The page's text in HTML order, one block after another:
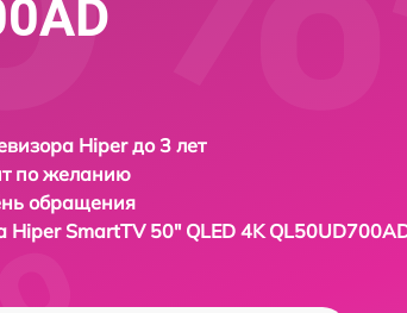
Hiper до 3 лет
по желанию
обращения
Hiper SmartTV 50" QLED 4K